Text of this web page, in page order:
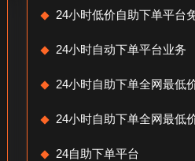
24小时低价自助下单平台
24小时自动下单平台业务
24小时自助下单全网最低
24小时自助下单全网最低
24自助下单平台